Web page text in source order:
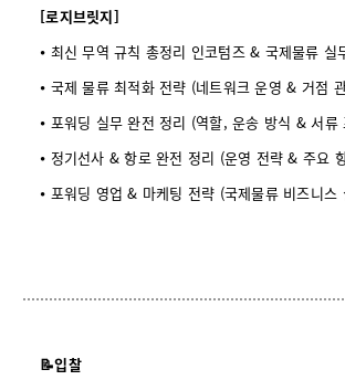
[로지브릿지]
⦁ 최신 무역 규칙 총정리 인코텀즈 & 국제물류 실
⦁ 국제 물류 최적화 전략 (네트워크 운영 & 거점
⦁ 포워딩 실무 완전 정리 (역할, 운송 방식 & 서류
⦁ 정기선사 & 항로 완전 정리 (운영 전략 & 주요
⦁ 포워딩 영업 & 마케팅 전략 (국제물류 비즈니스
📝입찰